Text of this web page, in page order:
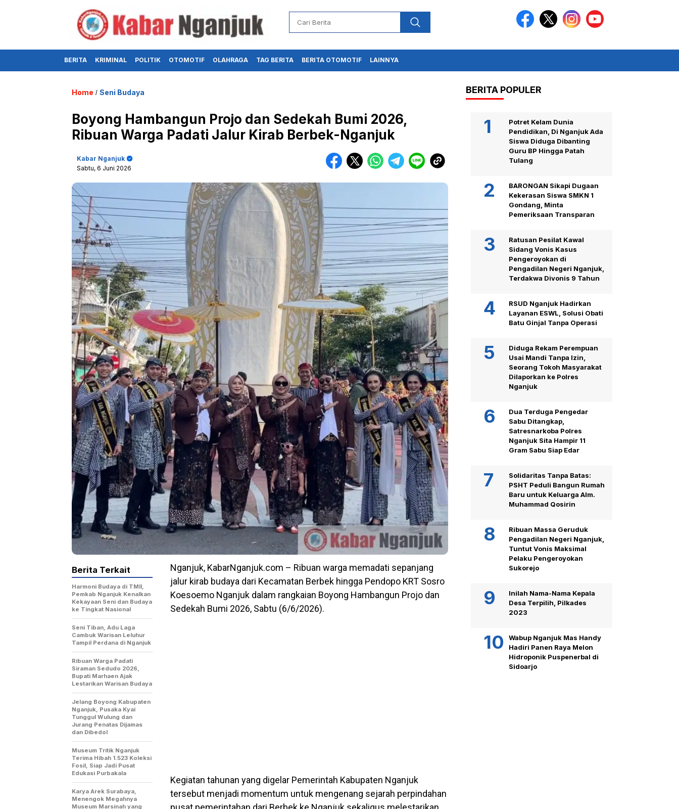
BERITA KRIMINAL POLITIK OTOMOTIF OLAHRAGA TAG BERITA BERITA OTOMOTIF LAINNYA
Home / Seni Budaya
Boyong Hambangun Projo dan Sedekah Bumi 2026,
Ribuan Warga Padati Jalur Kirab Berbek-Nganjuk
Kabar Nganjuk
Sabtu, 6 Juni 2026
Nganjuk, KabarNganjuk.com – Ribuan warga memadati sepanjang
jalur kirab budaya dari Kecamatan Berbek hingga Pendopo KRT Sosro
Koesoemo Nganjuk dalam rangkaian Boyong Hambangun Projo dan
Sedekah Bumi 2026, Sabtu (6/6/2026).
Kegiatan tahunan yang digelar Pemerintah Kabupaten Nganjuk
tersebut menjadi momentum untuk mengenang sejarah perpindahan
Berita Terkait
Harmoni Budaya di TMII,
Pemkab Nganjuk Kenalkan
Kekayaan Seni dan Budaya
ke Tingkat Nasional
Seni Tiban, Adu Laga
Cambuk Warisan Leluhur
Tampil Perdana di Nganjuk
Ribuan Warga Padati
Siraman Sedudo 2026,
Bupati Marhaen Ajak
Lestarikan Warisan Budaya
Jelang Boyong Kabupaten
Nganjuk, Pusaka Kyai
Tunggul Wulung dan
Jurang Penatas Dijamas
dan Dibedol
Museum Tritik Nganjuk
Terima Hibah 1.523 Koleksi
Fosil, Siap Jadi Pusat
Edukasi Purbakala
Karya Arek Surabaya,
Menengok Megahnya
Museum Marsinah yang
BERITA POPULER
Potret Kelam Dunia
Pendidikan, Di Nganjuk Ada
Siswa Diduga Dibanting
Guru BP Hingga Patah
Tulang
BARONGAN Sikapi Dugaan
Kekerasan Siswa SMKN 1
Gondang, Minta
Pemeriksaan Transparan
Ratusan Pesilat Kawal
Sidang Vonis Kasus
Pengeroyokan di
Pengadilan Negeri Nganjuk,
Terdakwa Divonis 9 Tahun
RSUD Nganjuk Hadirkan
Layanan ESWL, Solusi Obati
Batu Ginjal Tanpa Operasi
Diduga Rekam Perempuan
Usai Mandi Tanpa Izin,
Seorang Tokoh Masyarakat
Dilaporkan ke Polres
Nganjuk
Dua Terduga Pengedar
Sabu Ditangkap,
Satresnarkoba Polres
Nganjuk Sita Hampir 11
Gram Sabu Siap Edar
Solidaritas Tanpa Batas:
PSHT Peduli Bangun Rumah
Baru untuk Keluarga Alm.
Muhammad Qosirin
Ribuan Massa Geruduk
Pengadilan Negeri Nganjuk,
Tuntut Vonis Maksimal
Pelaku Pengeroyokan
Sukorejo
Inilah Nama-Nama Kepala
Desa Terpilih, Pilkades
2023
Wabup Nganjuk Mas Handy
Hadiri Panen Raya Melon
Hidroponik Puspenerbal di
Sidoarjo